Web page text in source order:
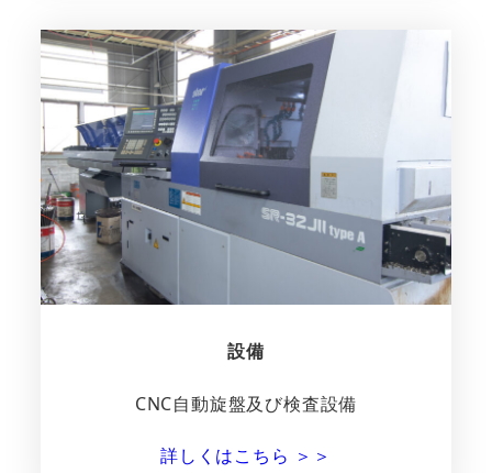
設備
CNC自動旋盤及び検査設備
詳しくはこちら ＞＞